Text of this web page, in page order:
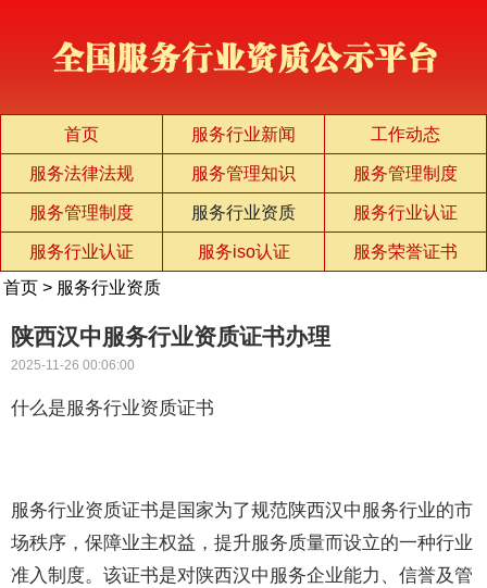
首页 服务行业新闻 工作动态
服务法律法规 服务管理知识 服务管理制度
服务管理制度 服务行业资质 服务行业认证
服务行业认证 服务iso认证
服务荣誉证书
首页 > 服务行业资质
陕西汉中服务行业资质证书办理
2025-11-26 00:06:00
什么是服务行业资质证书
服务行业资质证书是国家为了规范陕西汉中服务行业的市
场秩序，保障业主权益，提升服务质量而设立的一种行业
准入制度。该证书是对陕西汉中服务企业能力、信誉及管